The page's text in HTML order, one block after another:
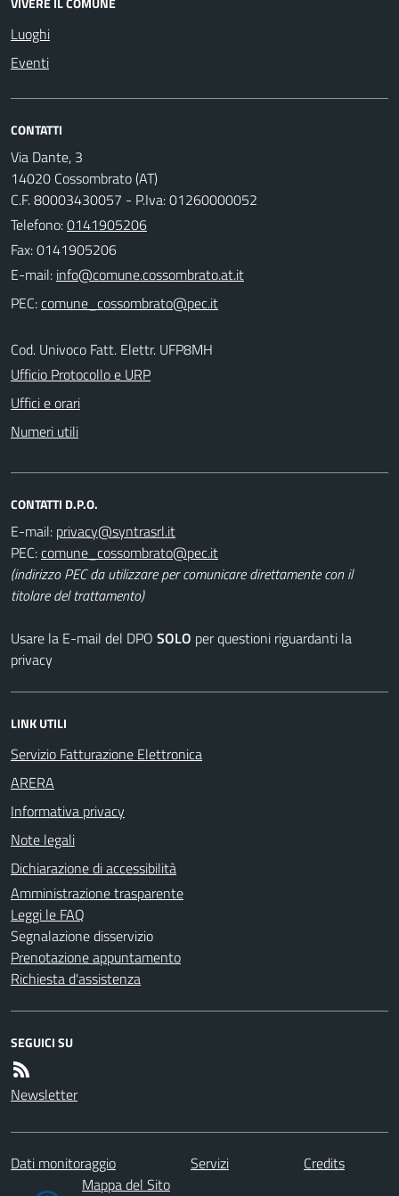
Luoghi
Eventi
CONTATTI
Via Dante, 3
14020 Cossombrato (AT)
C.F. 80003430057 - P.Iva: 01260000052
Telefono:0141905206
Fax: 0141905206
E-mail:
PEC:
Cod. Univoco Fatt. Elettr. UFP8MH
Ufficio Protocollo e URP
Uffici e orari
Numeri utili
CONTATTI D.P.O.
E-mail:
PEC:
(indirizzo PEC da utilizzare per comunicare direttamente con il
titolare del trattamento)
Usare la E-mail del DPO SOLO per questioni riguardanti la
privacy
LINK UTILI
Servizio Fatturazione Elettronica
ARERA
Informativa privacy
Note legali
Dichiarazione di accessibilità
Amministrazione trasparente
Leggi le FAQ
Segnalazione disservizio
Prenotazione appuntamento
Richiesta d'assistenza
SEGUICI SU
Newsletter
Dati monitoraggio Servizi
Credits
Mappa del Sito